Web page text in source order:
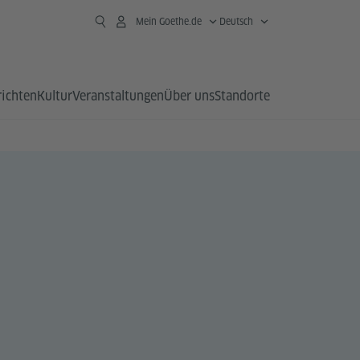
Mein Goethe.de Deutsch
KulturVeranstaltungenÜber unsStandorte